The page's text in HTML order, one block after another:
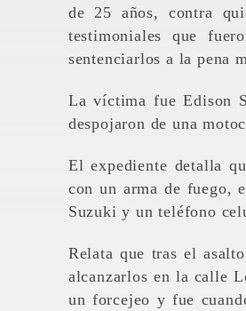
de 25 años, contra
testimoniales que
sentenciarlos a la pena
La víctima fue Edison
despojaron de una
El expediente detalla
con un arma de fuego,
Suzuki y un teléfono
Relata que tras el
alcanzarlos en la calle
un forcejeo y fue